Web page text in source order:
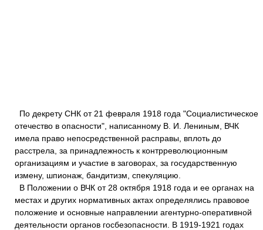
По декрету СНК от 21 февраля 1918 года "Социалистическое
отечество в опасности", написанному В. И. Лениным, ВЧК
имела право непосредственной расправы, вплоть до
расстрела, за принадлежность к контрреволюционным
организациям и участие в заговорах, за государственную
измену, шпионаж, бандитизм, спекуляцию.
В Положении о ВЧК от 28 октября 1918 года и ее органах на
местах и других нормативных актах определялись правовое
положение и основные направлении агентурно-оперативной
деятельности органов госбезопасности. В 1919-1921 годах